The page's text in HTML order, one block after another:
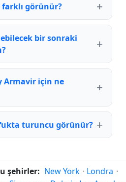
farklı görünür?
bir sonraki
Armavir için ne
turuncu görünür?
şehirler: New York · Londra ·